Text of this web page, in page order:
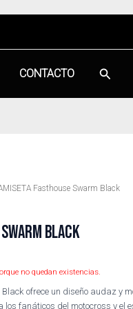
CONTACTO Buscar
Fasthouse Swarm Black
BLACK
no quedan existencias.
ofrece un diseño audaz y
fanáticos del motocross y el